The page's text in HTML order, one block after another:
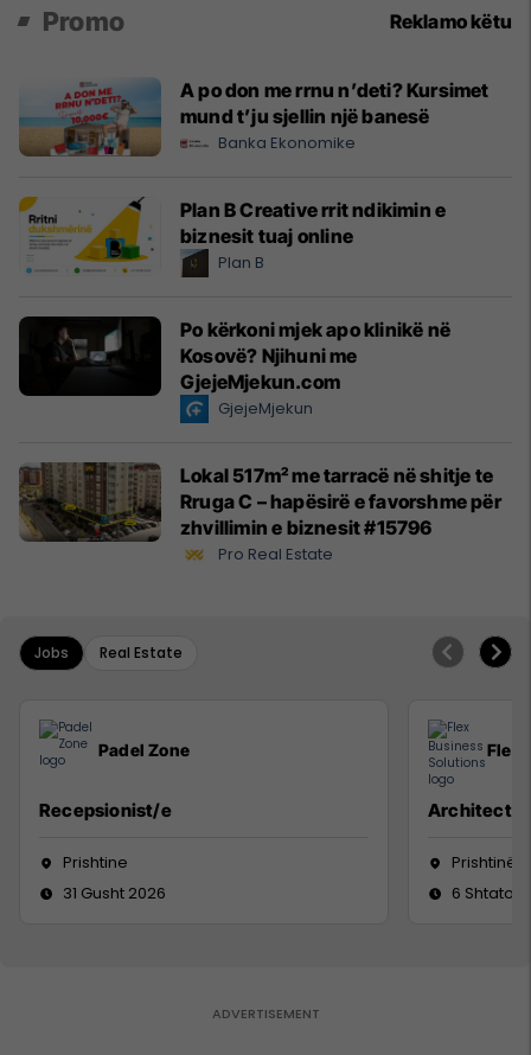
Promo Reklamo këtu
A po don me rrnu n’deti? Kursimet
mund t’ju sjellin një banesë
Banka Ekonomike
Plan B Creative rrit ndikimin e
biznesit tuaj online
Plan B
Po kërkoni mjek apo klinikë në
Kosovë? Njihuni me
GjejeMjekun.com
GjejeMjekun
Lokal 517m² me tarracë në shitje te
Rruga C – hapësirë e favorshme për
zhvillimin e biznesit #15796
Pro Real Estate
Jobs Real Estate
Padel Zone
Recepsionist/e
Prishtine
31 Gusht 2026
Flex
Architect
Prishtinë
6 Shtator